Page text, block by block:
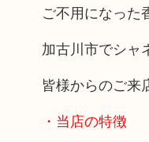
ご不用になった
加古川市でシャ
皆様からのご来
・当店の特徴